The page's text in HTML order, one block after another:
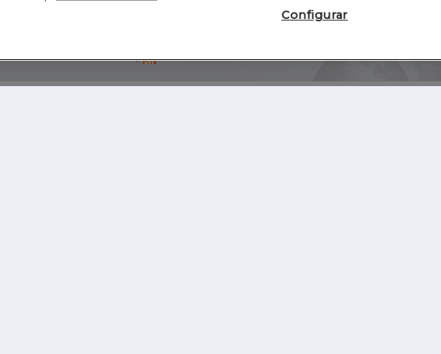
Inicio RSS
Configurar